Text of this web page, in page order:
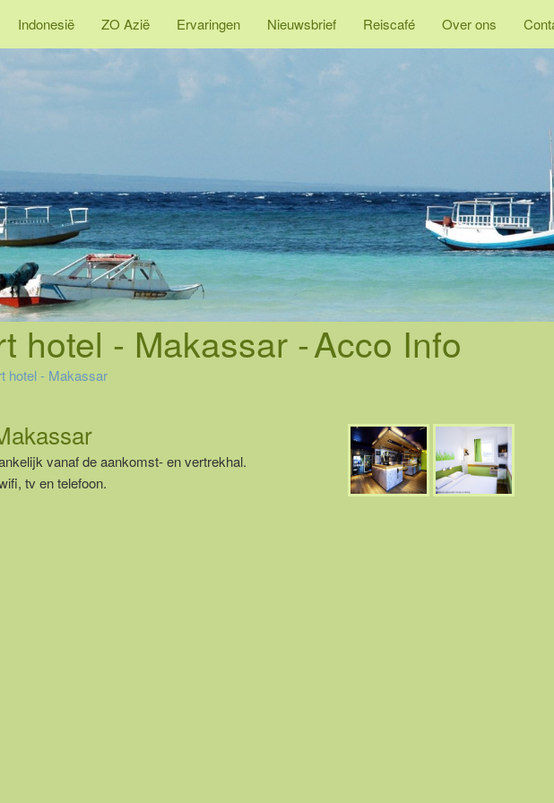
Indonesië ZO Azië Ervaringen Nieuwsbrief Reiscafé Over ons
hotel - Makassar -Acco Info
hotel - Makassar
vanaf de aankomst- en vertrekhal.
tv en telefoon.